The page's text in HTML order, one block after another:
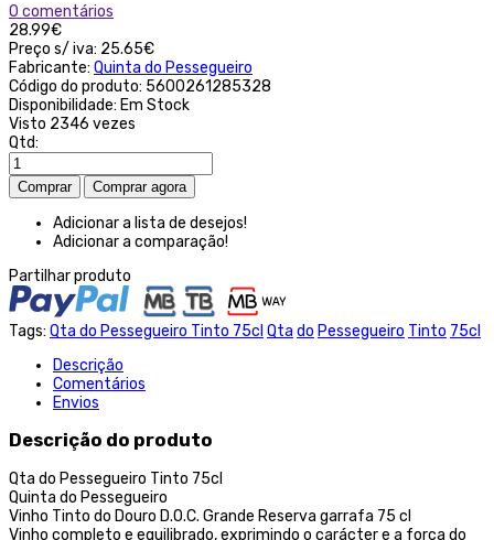
0 comentários
28.99€
Preço s/ iva: 25.65€
Fabricante: Quinta do Pessegueiro
Código do produto: 5600261285328
Disponibilidade: Em Stock
Visto 2346 vezes
Qtd:
Adicionar a lista de desejos!
Adicionar a comparação!
Partilhar produto
Tags: Qta do Pessegueiro Tinto 75cl Qta do Pessegueiro Tinto 75cl
Descrição
Comentários
Envios
Descrição do produto
Qta do Pessegueiro Tinto 75cl
Quinta do Pessegueiro
Vinho Tinto do Douro D.O.C. Grande Reserva garrafa 75 cl
Vinho completo e equilibrado, exprimindo o carácter e a força do